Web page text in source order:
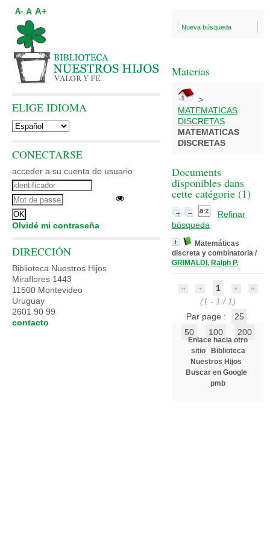
Nueva búsqueda
Materias
>
MATEMATICAS
DISCRETAS
MATEMATICAS
DISCRETAS
Documents
disponibles dans
cette catégorie (1)
Refinar
búsqueda
Matemáticas
discreta y combinatoria /
GRIMALDI, Ralph P.
1
(1 - 1 / 1)
Par page :
25
50
100 200
Enlace hacia otro
sitio
Biblioteca
Nuestros Hijos
Buscar en Google
pmb
A- A A+
ELIGE IDIOMA
CONECTARSE
acceder a su cuenta de usuario
Olvidé mi contraseña
DIRECCIÓN
Biblioteca Nuestros Hijos
Miraflores 1443
11500 Montevideo
Uruguay
2601 90 99
contacto